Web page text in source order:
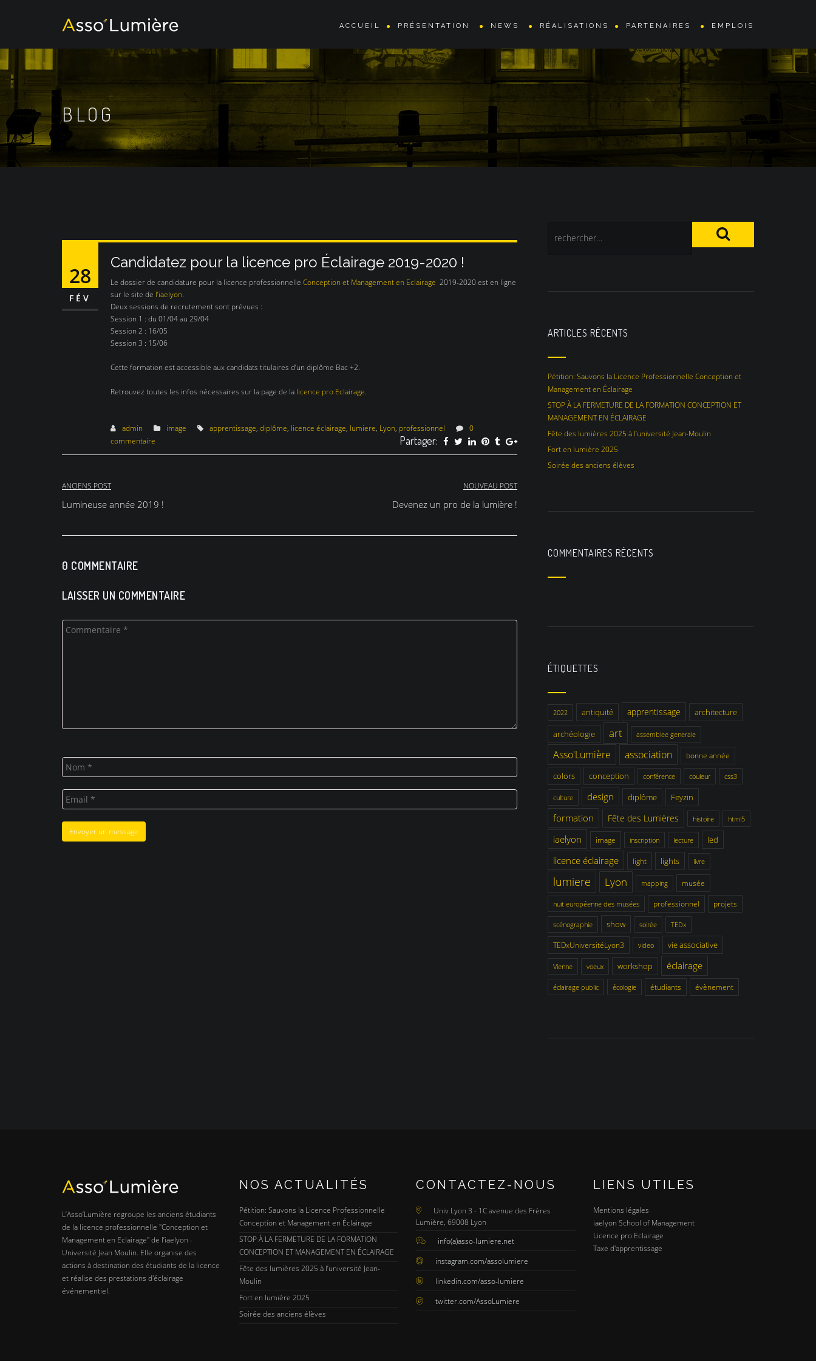
ACCUEIL PRÉSENTATION NEWS RÉALISATIONS PARTENAIRES EMPLOIS
BLOG
28
FÉV
Candidatez pour la licence pro Éclairage 2019-2020 !
Le dossier de candidature pour la licence professionnelle Conception et Management en Eclairage 2019-2020 est en ligne
sur le site de l’iaelyon.
Deux sessions de recrutement sont prévues :
Session 1 : du 01/04 au 29/04
Session 2 : 16/05
Session 3 : 15/06
Cette formation est accessible aux candidats titulaires d’un diplôme Bac +2.
Retrouvez toutes les infos nécessaires sur la page de la licence pro Eclairage.
admin image apprentissage, diplôme, licence éclairage, lumiere, Lyon, professionnel
0
commentaire
Partager:
Navigation
de
l’article
ANCIENS POST
Lumineuse année 2019 !
NOUVEAU POST
Devenez un pro de la lumière !
0 COMMENTAIRE
LAISSER UN COMMENTAIRE
ARTICLES RÉCENTS
Pétition: Sauvons la Licence Professionnelle Conception et
Management en Éclairage
STOP À LA FERMETURE DE LA FORMATION CONCEPTION ET
MANAGEMENT EN ÉCLAIRAGE
Fête des lumières 2025 à l’université Jean-Moulin
Fort en lumière 2025
Soirée des anciens élèves
COMMENTAIRES RÉCENTS
ÉTIQUETTES
2022 antiquité apprentissage
architecture
archéologie
art assemblee generale
Asso'Lumière association bonne année
colors conception conférence couleur css3
culture design diplôme Feyzin
formation Fête des Lumières histoire html5
iaelyon image inscription lecture led
licence éclairage light lights livre
lumiere Lyon mapping musée
nuit européenne des musées professionnel projets
scénographie show soirée TEDx
TEDxUniversitéLyon3 video vie associative
Vienne voeux workshop éclairage
éclairage public écologie étudiants évènement
L’Asso’Lumière regroupe les anciens étudiants
de la licence professionnelle "Conception et
Management en Eclairage" de l’iaelyon -
Université Jean Moulin. Elle organise des
actions à destination des étudiants de la licence
et réalise des prestations d'éclairage
événementiel.
NOS ACTUALITÉS
Pétition: Sauvons la Licence Professionnelle
Conception et Management en Éclairage
STOP À LA FERMETURE DE LA FORMATION
CONCEPTION ET MANAGEMENT EN ÉCLAIRAGE
Fête des lumières 2025 à l’université Jean-
Moulin
Fort en lumière 2025
Soirée des anciens élèves
CONTACTEZ-NOUS
Univ Lyon 3 - 1C avenue des Frères
Lumière, 69008 Lyon
info(a)asso-lumiere.net
instagram.com/assolumiere
linkedin.com/asso-lumiere
twitter.com/AssoLumiere
LIENS UTILES
Mentions légales
iaelyon School of Management
Licence pro Eclairage
Taxe d'apprentissage